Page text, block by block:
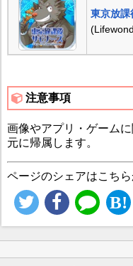
東京放課
注意事項
画像やアプリ・ゲーム
元に帰属します。
ページのシェアはこちら